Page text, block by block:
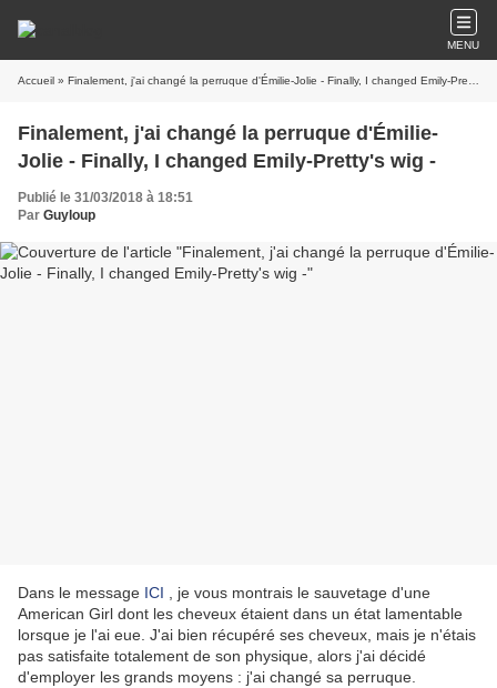
MENU
Accueil » Finalement, j'ai changé la perruque d'Émilie-Jolie - Finally, I changed Emily-Pretty's wig -
Finalement, j'ai changé la perruque d'Émilie-
Jolie - Finally, I changed Emily-Pretty's wig -
Publié le 31/03/2018 à 18:51
Par Guyloup
Dans le message ICI
, je vous montrais le sauvetage d'une
American Girl dont les cheveux étaient dans un état lamentable
lorsque je l'ai eue. J'ai bien récupéré ses cheveux, mais je n'étais
pas satisfaite totalement de son physique, alors j'ai décidé
d'employer les grands moyens : j'ai changé sa perruque.